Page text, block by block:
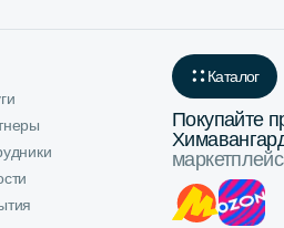
Каталог
Покупайте